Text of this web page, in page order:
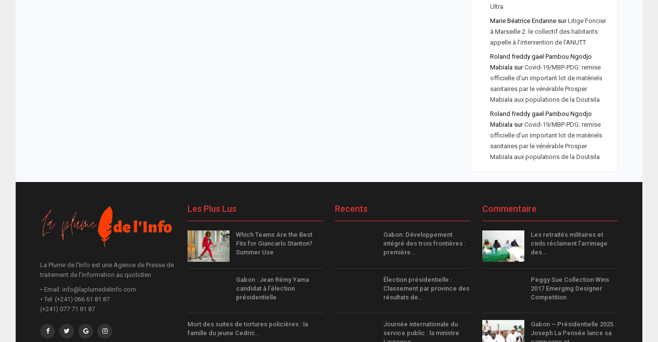
Ultra
Marie Béatrice EndannesurLitige Foncier
à Marseille 2: le collectif des habitants
appelle à l'intervention de l'ANUTT
Roland freddy gael Pambou Ngodjo
MabialasurCovid-19/MBP-PDG: remise
officielle d'un important lot de matériels
sanitaires par le vénérable Prosper
Mabiala aux populations de la Doutsila
Roland freddy gael Pambou Ngodjo
MabialasurCovid-19/MBP-PDG: remise
officielle d’un important lot de matériels
sanitaires par le vénérable Prosper
Mabiala aux populations de la Doutsila
La Plume de l'Info est une Agence de Presse de
traitement de l'information au quotidien
• Email: info@laplumedelinfo.com
• Tel: (+241) 066 61 81 87
(+241) 077 71 81 87
Les Plus Lus
Which Teams Are the Best
Fits for Giancarlo Stanton?
Summer Use
Gabon : Jean Rémy Yama
candidat à l’élection
présidentielle
Mort des suites de tortures policières : la
famille du jeune Cedric…
Recents
Gabon: Développement
intégré des trois frontières :
première…
Élection présidentielle :
Classement par province des
résultats de…
Journée internationale du
service public : la ministre
Commentaire
Les retraités militaires et
civils réclament l’arrimage
des…
Peggy Sue Collection Wins
2017 Emerging Designer
Competition
Gabon – Présidentielle 2025 :
Joseph La Pensée lance sa